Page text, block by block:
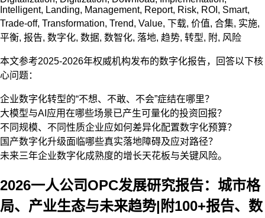
Intelligent, Landing, Management, Report, Risk, ROI , Smart,
Trade-off, Transformation, Trend, Value, 下载, 价值, 合集, 实施,
平衡, 报告, 数字化, 数据, 数智化, 落地, 趋势, 转型, 附, 风险
本文参考2025-2026年权威机构发布的数字化报告，回答以下核
心问题：
企业数字化转型的“不想、不敢、不会”症结在哪里？
大模型与AI应用在哪些场景已产生可量化的投资回报？
不同规模、不同性质企业应如何差异化配置数字化预算？
国产数字化升级面临哪些真实落地障碍及应对路径？
未来三年企业数字化成熟度的增长天花板与关键风险。
2026一人公司OPC发展研究报告：城市格
局、产业生态与未来趋势|附100+报告、数